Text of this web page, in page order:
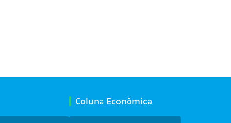
Coluna Econômica